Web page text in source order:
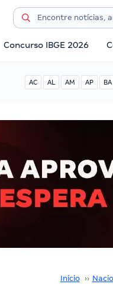
Concurso IBGE 2026
AC AL AM AP BA
Início ››